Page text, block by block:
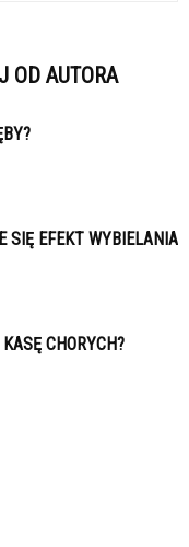
OD AUTORA
SIĘ EFEKT WYBIELANIA
CHORYCH?